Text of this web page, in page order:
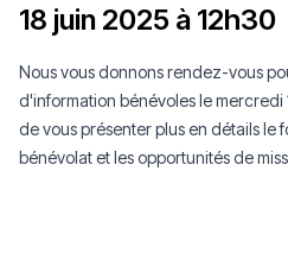
18 juin 2025 à 12h30
Nous vous donnons rendez-vous
d'information bénévoles le mercredi
de vous présenter plus en détails le
bénévolat et les opportunités de